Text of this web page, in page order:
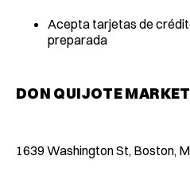
Acepta tarjetas de
preparada
DON QUIJOTE MARKET
1639 Washington St, Boston,